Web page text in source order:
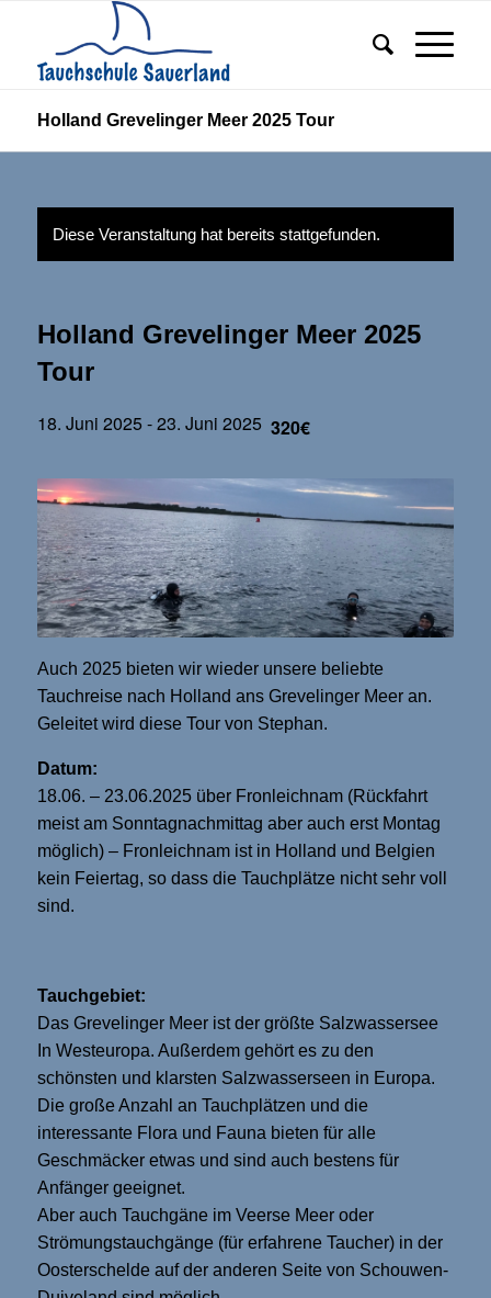
Holland Grevelinger Meer 2025 Tour
Diese Veranstaltung hat bereits stattgefunden.
Holland Grevelinger Meer 2025
Tour
18. Juni 2025-23. Juni 2025 320€
Auch 2025 bieten wir wieder unsere beliebte
Tauchreise nach Holland ans Grevelinger Meer an.
Geleitet wird diese Tour von Stephan.
Datum:
18.06. – 23.06.2025 über Fronleichnam (Rückfahrt
meist am Sonntagnachmittag aber auch erst Montag
möglich) – Fronleichnam ist in Holland und Belgien
kein Feiertag, so dass die Tauchplätze nicht sehr voll
sind.
Tauchgebiet:
Das Grevelinger Meer ist der größte Salzwassersee
In Westeuropa. Außerdem gehört es zu den
schönsten und klarsten Salzwasserseen in Europa.
Die große Anzahl an Tauchplätzen und die
interessante Flora und Fauna bieten für alle
Geschmäcker etwas und sind auch bestens für
Anfänger geeignet.
Aber auch Tauchgäne im Veerse Meer oder
Strömungstauchgänge (für erfahrene Taucher) in der
Oosterschelde auf der anderen Seite von Schouwen-